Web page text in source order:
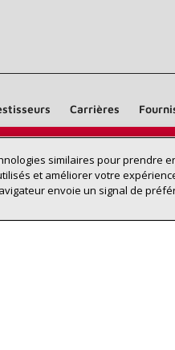
de
Carrières
similaires pour prendre
et améliorer votre
envoie un signal de